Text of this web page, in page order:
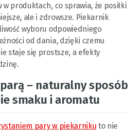
w produktach, co sprawia, że posiłki
ale i zdrowsze. Piekarnik
wyboru odpowiedniego
od dania, dzięki czemu
staje się prostsze, a efekty
– naturalny sposób
smaku i aromatu
pary w piekarniku to nie